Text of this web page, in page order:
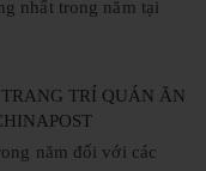
nhất trong năm tại
TRÍ QUÁN ĂN
năm đối với các